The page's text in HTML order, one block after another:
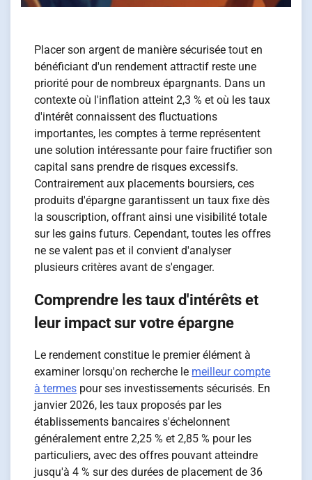
Placer son argent de manière sécurisée tout en
bénéficiant d'un rendement attractif reste une
priorité pour de nombreux épargnants. Dans un
contexte où l'inflation atteint 2,3 % et où les taux
d'intérêt connaissent des fluctuations
importantes, les comptes à terme représentent
une solution intéressante pour faire fructifier son
capital sans prendre de risques excessifs.
Contrairement aux placements boursiers, ces
produits d'épargne garantissent un taux fixe dès
la souscription, offrant ainsi une visibilité totale
sur les gains futurs. Cependant, toutes les offres
ne se valent pas et il convient d'analyser
plusieurs critères avant de s'engager.
Comprendre les taux d'intérêts et
leur impact sur votre épargne
Le rendement constitue le premier élément à
examiner lorsqu'on recherche le meilleur compte
à termes pour ses investissements sécurisés. En
janvier 2026, les taux proposés par les
établissements bancaires s'échelonnent
généralement entre 2,25 % et 2,85 % pour les
particuliers, avec des offres pouvant atteindre
jusqu'à 4 % sur des durées de placement de 36